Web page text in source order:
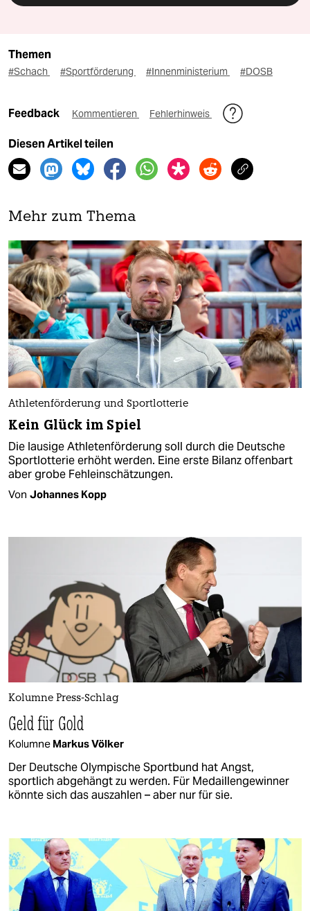
Themen
#Schach #Sportförderung #Innenministerium #DOSB
Feedback Kommentieren Fehlerhinweis
Diesen Artikel teilen
Mehr zum Thema
Athletenförderung und Sportlotterie
Kein Glück im Spiel
Die lausige Athletenförderung soll durch die Deutsche
Sportlotterie erhöht werden. Eine erste Bilanz offenbart
aber grobe Fehleinschätzungen.
Von Johannes Kopp
Kolumne Press-Schlag
Geld für Gold
Kolumne Markus Völker
Der Deutsche Olympische Sportbund hat Angst,
sportlich abgehängt zu werden. Für Medaillengewinner
könnte sich das auszahlen – aber nur für sie.